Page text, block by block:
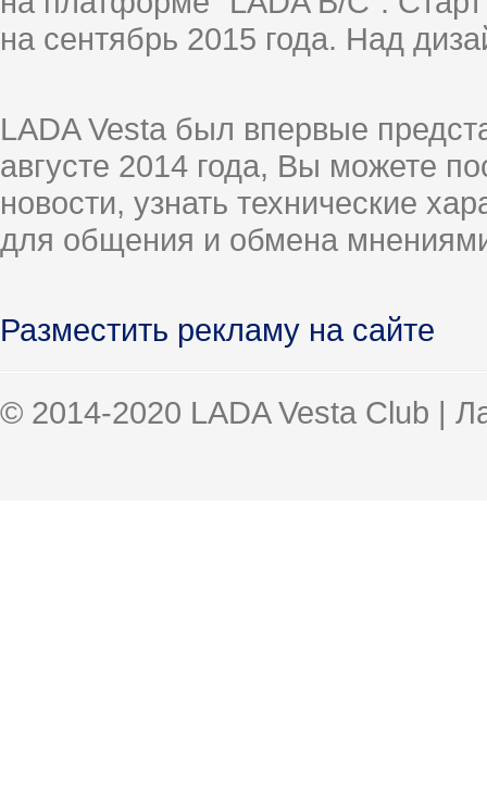
на сентябрь 2015 года. Над
LADA Vesta был впервые
августе 2014 года, Вы можете
новости, узнать технические
для общения и обмена
Разместить рекламу на сайте
© 2014-2020 LADA Vesta Club |